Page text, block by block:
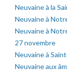
Neuvaine à la
Neuvaine à
Neuvaine à
27 novembre
Neuvaine à
Neuvaine aux